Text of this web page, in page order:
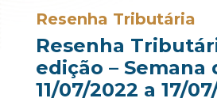
Resenha Tributária
Resenha
edição – Semana
11/07/2022 a 17/